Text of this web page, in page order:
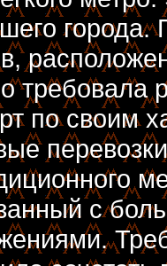
требовала
по своим
с